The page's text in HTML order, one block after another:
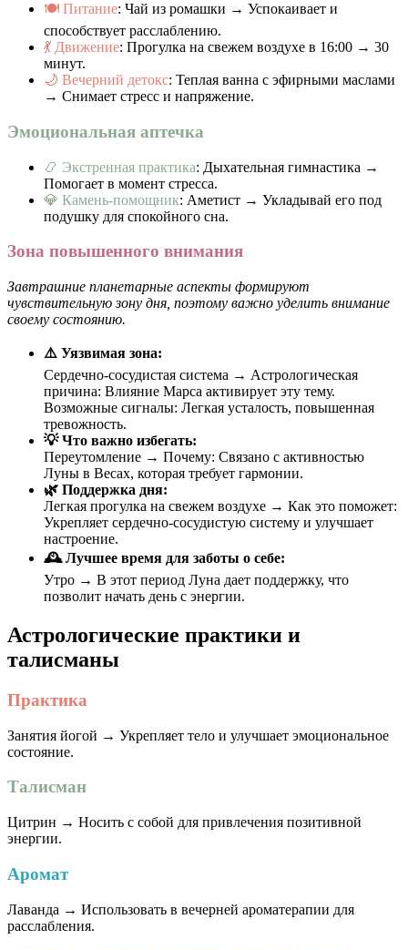
🍽️ Питание: Чай из ромашки → Успокаивает и
способствует расслаблению.
💃 Движение: Прогулка на свежем воздухе в 16:00 → 30
минут.
🌙 Вечерний детокс: Теплая ванна с эфирными маслами
→ Снимает стресс и напряжение.
Эмоциональная аптечка
📿 Экстренная практика: Дыхательная гимнастика →
Помогает в момент стресса.
💎 Камень-помощник: Аметист → Укладывай его под
подушку для спокойного сна.
Зона повышенного внимания
Завтрашние планетарные аспекты формируют
чувствительную зону дня, поэтому важно уделить внимание
своему состоянию.
⚠️ Уязвимая зона:
Сердечно-сосудистая система → Астрологическая
причина: Влияние Марса активирует эту тему.
Возможные сигналы: Легкая усталость, повышенная
тревожность.
💡 Что важно избегать:
Переутомление → Почему: Связано с активностью
Луны в Весах, которая требует гармонии.
🌿 Поддержка дня:
Легкая прогулка на свежем воздухе → Как это поможет:
Укрепляет сердечно-сосудистую систему и улучшает
настроение.
🕰 Лучшее время для заботы о себе:
Утро → В этот период Луна дает поддержку, что
позволит начать день с энергии.
Астрологические практики и
талисманы
Практика
Занятия йогой → Укрепляет тело и улучшает эмоциональное
состояние.
Талисман
Цитрин → Носить с собой для привлечения позитивной
энергии.
Аромат
Лаванда → Использовать в вечерней ароматерапии для
расслабления.